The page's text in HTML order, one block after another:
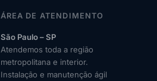
ÁREA DE ATENDIMENTO
São Paulo – SP
Atendemos toda a região
metropolitana e interior.
Instalação e manutenção ágil